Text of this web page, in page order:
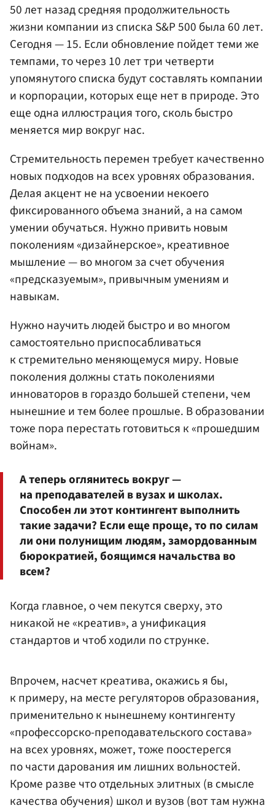
50 лет назад средняя продолжительность
жизни компании из списка S&P 500 была 60 лет.
Сегодня — 15. Если обновление пойдет теми же
темпами, то через 10 лет три четверти
упомянутого списка будут составлять компании
и корпорации, которых еще нет в природе. Это
еще одна иллюстрация того, сколь быстро
меняется мир вокруг нас.
Стремительность перемен требует качественно
новых подходов на всех уровнях образования.
Делая акцент не на усвоении некоего
фиксированного объема знаний, а на самом
умении обучаться. Нужно привить новым
поколениям «дизайнерское», креативное
мышление — во многом за счет обучения
«предсказуемым», привычным умениям и
навыкам.
Нужно научить людей быстро и во многом
самостоятельно приспосабливаться
к стремительно меняющемуся миру. Новые
поколения должны стать поколениями
инноваторов в гораздо большей степени, чем
нынешние и тем более прошлые. В образовании
тоже пора перестать готовиться к «прошедшим
войнам».
А теперь оглянитесь вокруг —
на преподавателей в вузах и школах.
Способен ли этот контингент выполнить
такие задачи? Если еще проще, то по силам
ли они полунищим людям, замордованным
бюрократией, боящимся начальства во
всем?
Когда главное, о чем пекутся сверху, это
никакой не «креатив», а унификация
стандартов и чтоб ходили по струнке.
Впрочем, насчет креатива, окажись я бы,
к примеру, на месте регуляторов образования,
применительно к нынешнему контингенту
«профессорско-преподавательского состава»
на всех уровнях, может, тоже поостерегся
по части дарования им лишних вольностей.
Кроме разве что отдельных элитных (в смысле
качества обучения) школ и вузов (вот там нужна